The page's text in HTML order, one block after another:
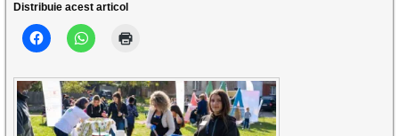
Distribuie acest articol